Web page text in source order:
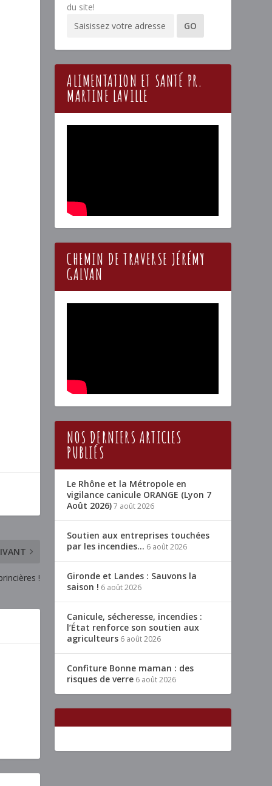
!
du site!
ALIMENTATION ET SANTÉ PR.
MARTINE LAVILLE
CHEMIN DE TRAVERSE JÉRÉMY
GALVAN
NOS DERNIERS ARTICLES
PUBLIÉS
Le Rhône et la Métropole en
vigilance canicule ORANGE (Lyon 7
Août 2026)7 août 2026
Soutien aux entreprises touchées
par les incendies… 6 août 2026
Gironde et Landes : Sauvons la
saison ! 6 août 2026
Canicule, sécheresse, incendies :
l’État renforce son soutien aux
agriculteurs 6 août 2026
Confiture Bonne maman : des
risques de verre 6 août 2026